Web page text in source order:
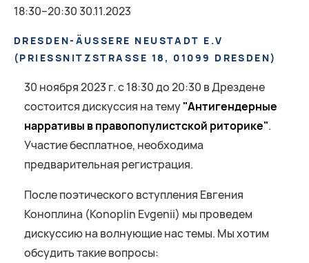
18:30–20:30 30.11.2023
DRESDEN-ÄUSSERE NEUSTADT E.V
(PRIESSNITZSTRASSE 18, 01099 DRESDEN)
30 ноября 2023 г. с 18:30 до 20:30 в Дрездене
состоится дискуссия на тему"Антигендерные
нарративы в правопопулистской риторике".
Участие бесплатное, необходима
предварительная регистрация.
После поэтического вступления Евгения
Коноплина (Konoplin Evgenii) мы проведем
дискуссию на волнующие нас темы. Мы хотим
обсудить такие вопросы: